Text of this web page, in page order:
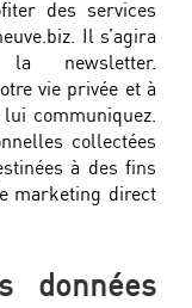
des services
Il s’agira
newsletter.
vie privée et à
communiquez.
collectées
à des fins
marketing direct
données